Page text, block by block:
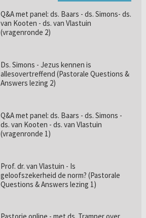
Q&A met panel: ds. Baars - ds. Simons- ds.
van Kooten - ds. van Vlastuin
(vragenronde 2)
Ds. Simons - Jezus kennen is
allesovertreffend (Pastorale Questions &
Answers lezing 2)
Q&A met panel: ds. Baars - ds. Simons -
ds. van Kooten - ds. van Vlastuin
(vragenronde 1)
Prof. dr. van Vlastuin - Is
geloofszekerheid de norm? (Pastorale
Questions & Answers lezing 1)